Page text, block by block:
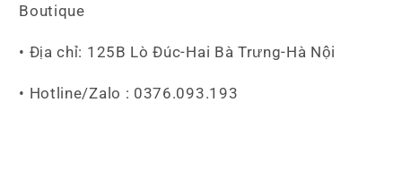
Boutique
• Địa chỉ: 125B Lò Đúc-Hai Bà Trưng-Hà Nội
• Hotline/Zalo : 0376.093.193